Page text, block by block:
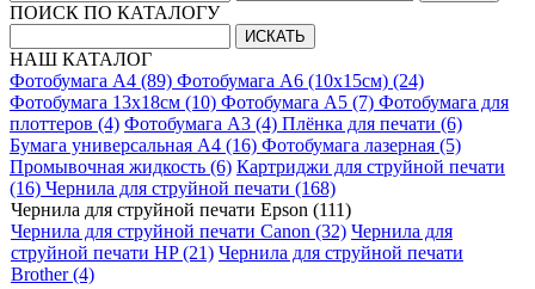
ПОИСК ПО КАТАЛОГУ
НАШ КАТАЛОГ
Фотобумага A4 (89) Фотобумага A6 (10х15см) (24)
Фотобумага 13х18см (10) Фотобумага A5 (7) Фотобумага для
плоттеров (4) Фотобумага A3 (4) Плёнка для печати (6)
Бумага универсальная A4 (16) Фотобумага лазерная (5)
Промывочная жидкость (6) Картриджи для струйной печати
(16) Чернила для струйной печати (168)
Чернила для струйной печати Epson (111)
Чернила для струйной печати Canon (32) Чернила для
струйной печати HP (21) Чернила для струйной печати
Brother (4)